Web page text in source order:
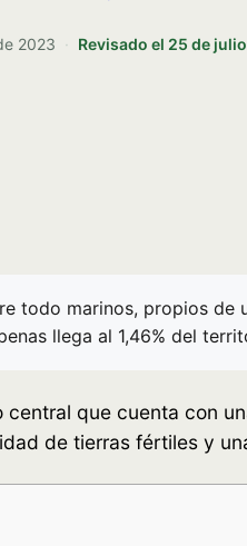
2023 · Revisado el 25 de
todo marinos, propios de
llega al 1,46% del
que cuenta con
de tierras fértiles y